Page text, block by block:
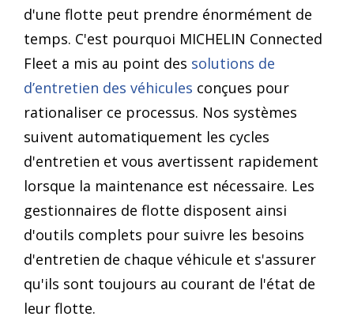
d'une flotte peut prendre énormément de
temps. C'est pourquoi MICHELIN Connected
Fleet a mis au point des solutions de
d’entretien des véhicules conçues pour
rationaliser ce processus. Nos systèmes
suivent automatiquement les cycles
d'entretien et vous avertissent rapidement
lorsque la maintenance est nécessaire. Les
gestionnaires de flotte disposent ainsi
d'outils complets pour suivre les besoins
d'entretien de chaque véhicule et s'assurer
qu'ils sont toujours au courant de l'état de
leur flotte.